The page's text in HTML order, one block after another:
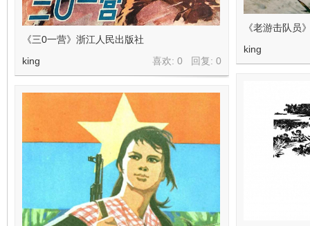
《三0一营》浙江人民出版社
喜欢: 0 回复: 0
king
《老游击队员
king